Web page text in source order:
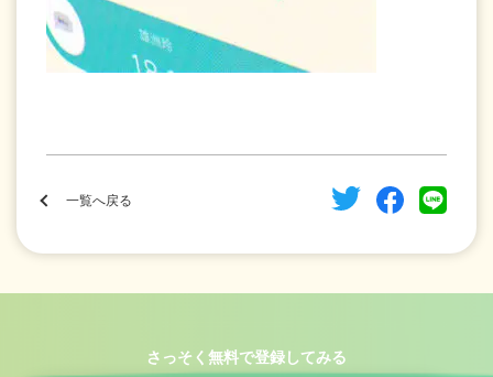
一覧へ戻る
さっそく無料で登録してみる